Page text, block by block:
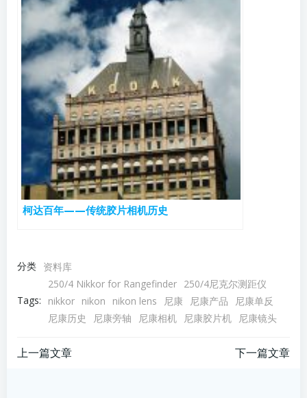
柯达百年——传统胶片相机历史
分类 资料库
Tags:
250/4 Nikkor for Rangefinder 250/4尼克尔测距仪
nikkor nikon nikon lens 尼康 尼康产品
尼康单反
尼康历史
尼康旁轴 尼康相机 尼康胶片机 尼康镜头
文
上一篇文章 下一篇文章